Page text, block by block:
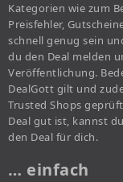
Kategorien wie zum
Preisfehler,
schnell genug sein
du den Deal melden
Veröffentlichung.
DealGott gilt und
Trusted Shops
Deal gut ist, kannst
den Deal für dich.
… einfach